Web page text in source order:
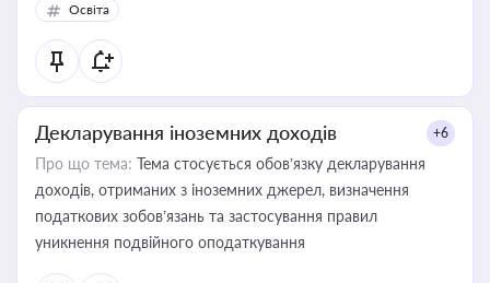
Освіта
Декларування іноземних доходів +6
Про що тема: Тема стосується обов’язку декларування
доходів, отриманих з іноземних джерел, визначення
податкових зобов’язань та застосування правил
уникнення подвійного оподаткування